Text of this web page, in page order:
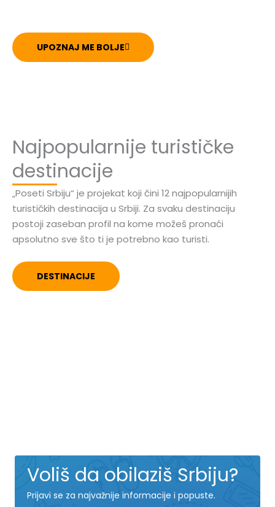
UPOZNAJ ME BOLJE
Najpopularnije turističke
destinacije
„Poseti Srbiju“ je projekat koji čini 12 najpopularnijih
turističkih destinacija u Srbiji. Za svaku destinaciju
postoji zaseban profil na kome možeš pronaći
apsolutno sve što ti je potrebno kao turisti.
DESTINACIJE
Voliš da obilaziš Srbiju?
Prijavi se za najvažnije informacije i popuste.